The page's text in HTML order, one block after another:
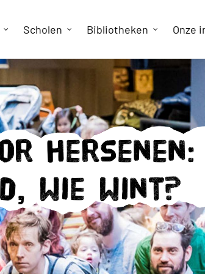
Scholen Bibliotheken Onze
wie wint?